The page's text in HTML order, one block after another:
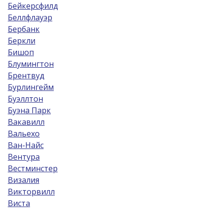
Бейкерсфилд
Беллфлауэр
Бербанк
Беркли
Бишоп
Блумингтон
Брентвуд
Бурлингейм
Буэллтон
Буэна Парк
Вакавилл
Вальехо
Ван-Найс
Вентура
Вестминстер
Визалия
Викторвилл
Виста